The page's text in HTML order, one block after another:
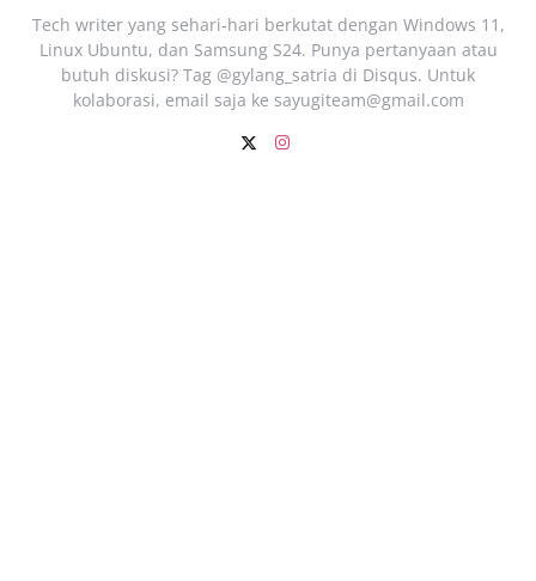
Tech writer yang sehari‑hari berkutat dengan Windows 11,
Linux Ubuntu, dan Samsung S24. Punya pertanyaan atau
butuh diskusi? Tag @gylang_satria di Disqus. Untuk
kolaborasi, email saja ke sayugiteam@gmail.com